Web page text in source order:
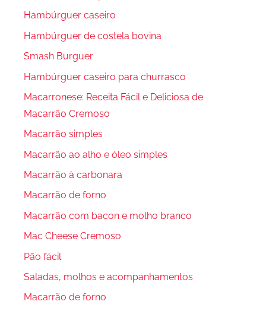
Hambúrguer caseiro
Hambúrguer de costela bovina
Smash Burguer
Hambúrguer caseiro para churrasco
Macarronese: Receita Fácil e Deliciosa de
Macarrão Cremoso
Macarrão simples
Macarrão ao alho e óleo simples
Macarrão à carbonara
Macarrão de forno
Macarrão com bacon e molho branco
Mac Cheese Cremoso
Pão fácil
Saladas, molhos e acompanhamentos
Macarrão de forno